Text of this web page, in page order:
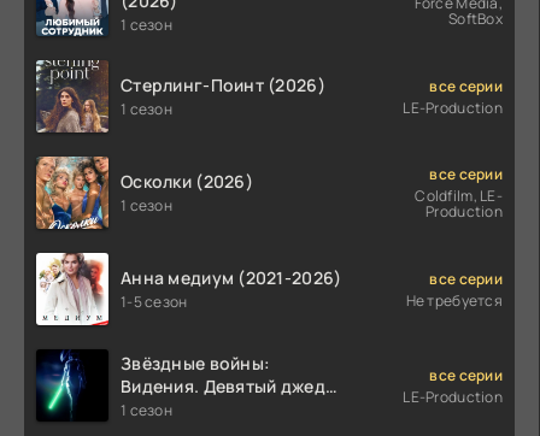
1 сезон SoftBox
Стерлинг-Поинт (2026)
1 сезон
все серии
LE-Production
Осколки (2026)
1 сезон
все серии
Coldfilm, LE-
Production
Анна медиум (2021-2026)
1-5 сезон
все серии
Не требуется
Звёздные войны:
Видения. Девятый джедай
(2026)
1 сезон
все серии
LE-Production